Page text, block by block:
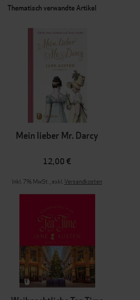
Thematisch verwandte Artikel
Mein lieber Mr. Darcy
12,00 €
Inkl. 7% MwSt.,exkl.Versandkosten